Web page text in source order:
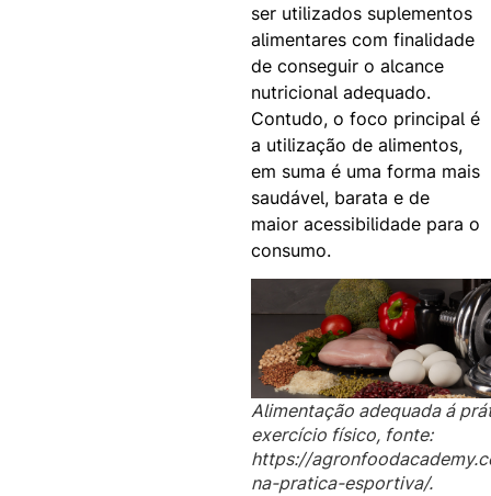
ser utilizados suplementos
alimentares com finalidade
de conseguir o alcance
nutricional adequado.
Contudo, o foco principal é
a utilização de alimentos,
em suma é uma forma mais
saudável, barata e de
maior acessibilidade para o
consumo.
Alimentação adequada á
exercício físico, fonte:
https://
na-pratica-esportiva/.